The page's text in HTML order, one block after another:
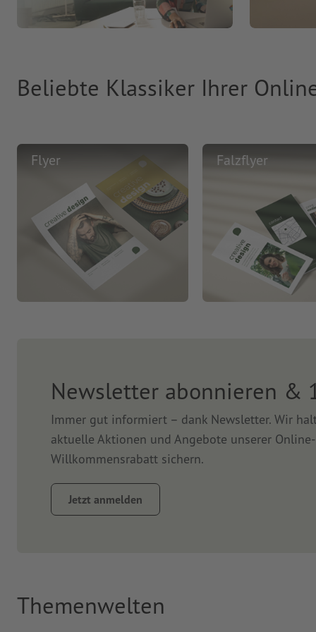
Beliebte Klassiker Ihrer
Flyer Falzflyer
Newsletter abonnieren &
Immer gut informiert – dank Newsletter. Wir
aktuelle Aktionen und Angebote unserer
Willkommensrabatt sichern.
Jetzt anmelden
Themenwelten